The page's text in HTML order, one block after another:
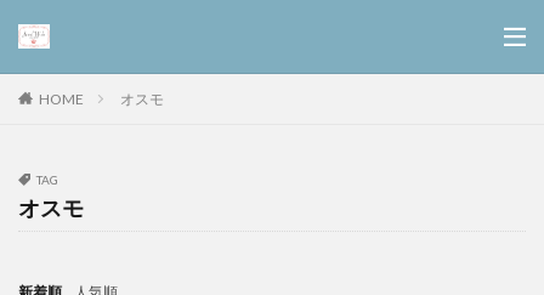
HOME オスモ
TAG
オスモ